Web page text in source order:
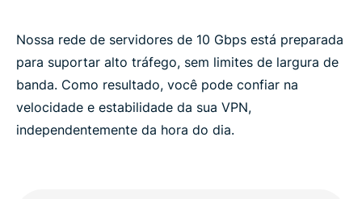
Nossa rede de servidores de 10 Gbps está preparada
para suportar alto tráfego, sem limites de largura de
banda. Como resultado, você pode confiar na
velocidade e estabilidade da sua VPN,
independentemente da hora do dia.